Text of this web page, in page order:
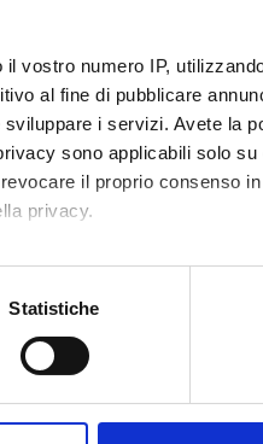
vostro numero IP,
al fine di pubblicare
i servizi. Avete la
sono applicabili solo su
il proprio consenso
privacy.
di qualche
sui cookie.
Statistiche